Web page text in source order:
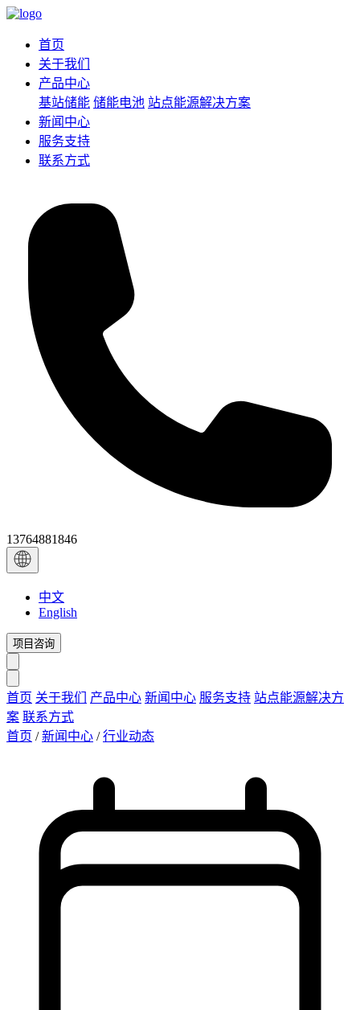
首页
关于我们
产品中心
基站储能 储能电池 站点能源解决方案
新闻中心
服务支持
联系方式
13764881846
中文
English
项目咨询
首页 关于我们 产品中心 新闻中心 服务支持 站点能源解决方
案 联系方式
首页 / 新闻中心 / 行业动态